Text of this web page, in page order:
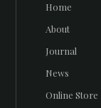
Home
About
Journal
News
Online Store